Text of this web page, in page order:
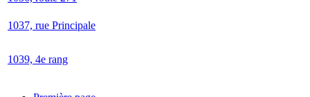
1037, rue Principale
1039, 4e rang